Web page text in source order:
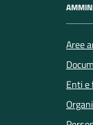
Aree
Enti e